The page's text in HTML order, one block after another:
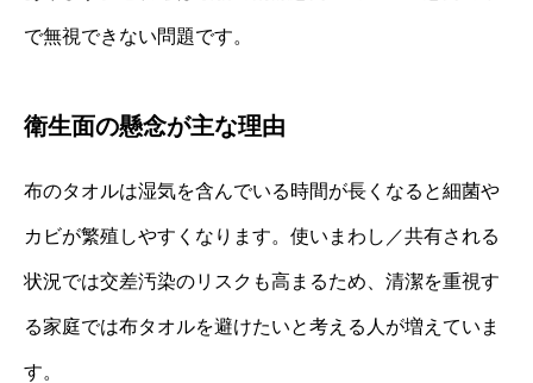
で無視できない問題です。
衛生面の懸念が主な理由
布のタオルは湿気を含んでいる時間が長くなると細菌や
カビが繁殖しやすくなります。使いまわし／共有される
状況では交差汚染のリスクも高まるため、清潔を重視す
る家庭では布タオルを避けたいと考える人が増えていま
す。